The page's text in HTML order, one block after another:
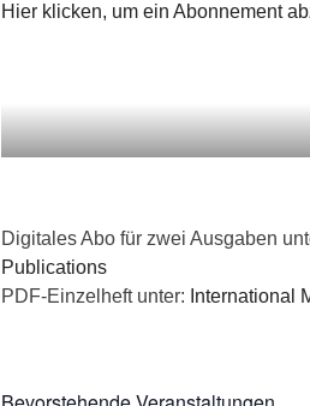
Hier klicken, um ein Abonnement
Digitales Abo für zwei Ausgaben
Publications
PDF-Einzelheft unter: International